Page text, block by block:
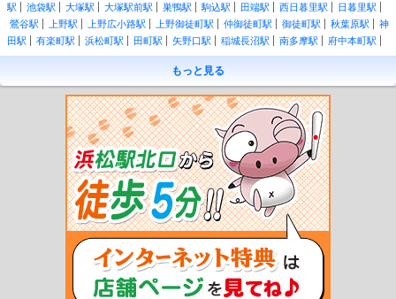
駅
池袋駅 大塚駅 大塚駅前駅 巣鴨駅 駒込駅 田端駅 西日暮里駅
日暮里駅
鶯谷駅
上野駅 上野広小路駅 上野御徒町駅 仲御徒町駅 御徒町駅 秋葉原駅
神
田駅
有楽町駅 浜松町駅 田町駅 矢野口駅 稲城長沼駅 南多摩駅
府中本町駅
分倍河原駅
谷保駅 矢川駅 西国立駅 立川駅 西府駅 北府中駅 西国分寺駅
新
相原駅 八王子みなみ野駅
西大井駅
四ツ谷駅 吉祥寺駅 三鷹駅 国分寺駅 日野駅 豊田駅 西八王子駅
高
御茶ノ水駅 新御茶ノ水駅 水道橋駅 飯田橋駅 市ケ谷駅 市ヶ谷駅
千駄ケ谷駅 大久保駅 東中野駅 中野駅 高円寺駅 阿佐ケ谷駅 荻窪駅
武蔵境駅 東小金井駅 武蔵小金井駅 国立駅 浅草橋駅 両国駅
平井駅 新小岩駅 小岩駅 三越前駅 新日本橋駅 東日本橋駅
西立川駅 東中神駅 中神駅 昭島駅 拝島駅 牛浜駅 福生駅
河辺駅 東青梅駅 青梅駅 宮ノ平駅 日向和田駅 石神前駅
沢井駅 御嶽駅 川井駅 古里駅 鳩ノ巣駅 白丸駅 奥多摩駅
秋川駅 武蔵引田駅 武蔵増戸駅 武蔵五日市駅 北八王子駅
箱根ケ崎駅 尾久駅 赤羽駅 三河島駅 南千住駅 北千住駅
京成金町駅 金町駅 板橋駅 十条駅 北赤羽駅 浮間舟渡駅
潮見駅 新木場駅 葛西臨海公園駅 東十条駅 王子駅
大井町駅 大森駅 蒲田駅 北池袋駅 下板橋駅 大山駅 中板橋駅
もっと見る